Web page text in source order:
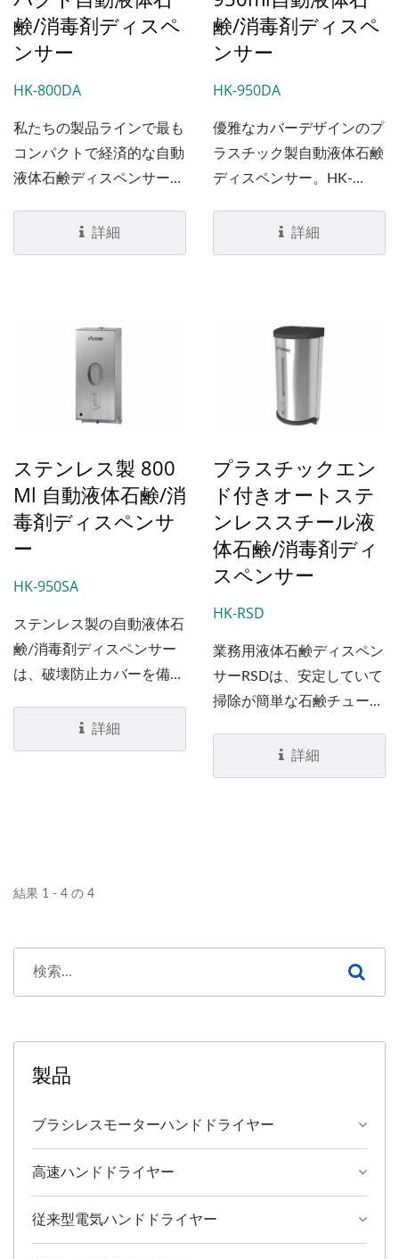
鹸/消毒剤ディスペ
ンサー
HK-800DA
私たちの製品ラインで最も
コンパクトで経済的な自動
液体石鹸ディスペンサーで
石鹸ディスペンサーHK-
800DAは非常に耐久性があ
ーブ寿命（200,000サイク
クの公共トイレに最適で
詳細
鹸/消毒剤ディスペ
ンサー
HK-950DA
優雅なカバーデザインのプ
ラスチック製自動液体石鹸
ディスペンサー。HK-
のバッテリー寿命と
200,000サイクルの石鹸チ
詳細
ステンレス製 800
Ml 自動液体石鹸/消
毒剤ディスペンサ
ー
HK-950SA
ステンレス製の自動液体石
鹸/消毒剤ディスペンサー
は、破壊防止カバーを備え
す。これは、廃棄物を削減
し、省エネルギーでメンテ
詳細
プラスチックエン
ド付きオートステ
ンレススチール液
体石鹸/消毒剤ディ
スペンサー
HK-RSD
業務用液体石鹸ディスペン
サーRSDは、安定していて
掃除が簡単な石鹸チューブ
詳細
結果 1 - 4 の 4
製品
ブラシレスモーターハンドドライヤー
高速ハンドドライヤー
従来型電気ハンドドライヤー